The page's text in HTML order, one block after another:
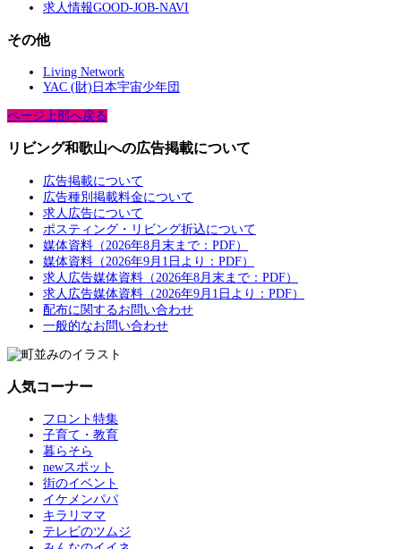
求人情報GOOD-JOB-NAVI
その他
Living Network
YAC (財)日本宇宙少年団
ページ上部へ戻る
リビング和歌山への広告掲載について
広告掲載について
広告種別掲載料金について
求人広告について
ポスティング・リビング折込について
媒体資料（2026年8月末まで：PDF）
媒体資料（2026年9月1日より：PDF）
求人広告媒体資料（2026年8月末まで：PDF）
求人広告媒体資料（2026年9月1日より：PDF）
配布に関するお問い合わせ
一般的なお問い合わせ
人気コーナー
フロント特集
子育て・教育
暮らそら
newスポット
街のイベント
イケメンパパ
キラリママ
テレビのツムジ